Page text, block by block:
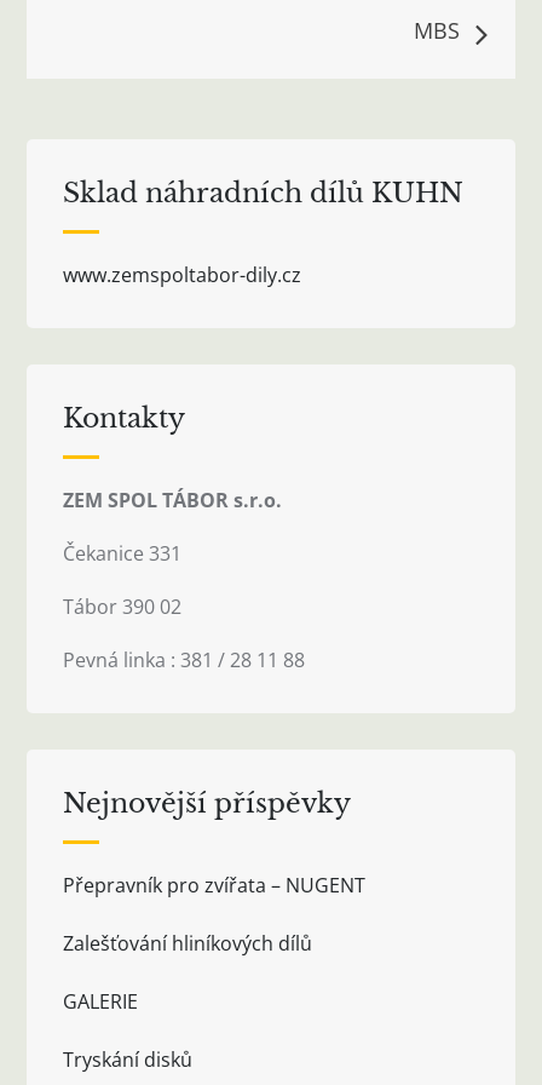
MBS
Sklad náhradních dílů KUHN
www.zemspoltabor-dily.cz
Kontakty
ZEM SPOL TÁBOR s.r.o.
Čekanice 331
Tábor 390 02
Pevná linka : 381 / 28 11 88
Nejnovější příspěvky
Přepravník pro zvířata – NUGENT
Zalešťování hliníkových dílů
GALERIE
Tryskání disků